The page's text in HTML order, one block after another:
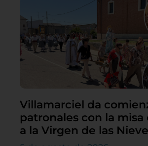
Villamarciel da
patronales con la
a la Virgen de las